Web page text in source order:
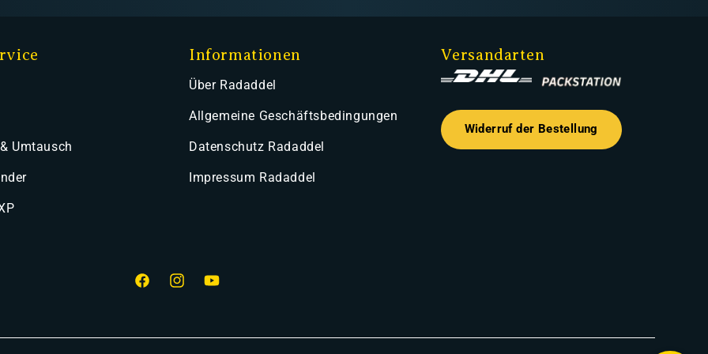
Umtausch
Informationen
Über Radaddel
Allgemeine Geschäftsbedingungen
Datenschutz Radaddel
Impressum Radaddel
Versandarten
Widerruf der Bestellung
FacebookInstagramYouTube